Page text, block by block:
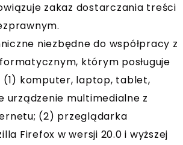
zakaz dostarczania treści
niezbędne do współpracy z
którym posługuje
(1) komputer, laptop, tablet,
urządzenie multimedialne z
(2) przeglądarka
Firefox w wersji 20.0 i wyższej